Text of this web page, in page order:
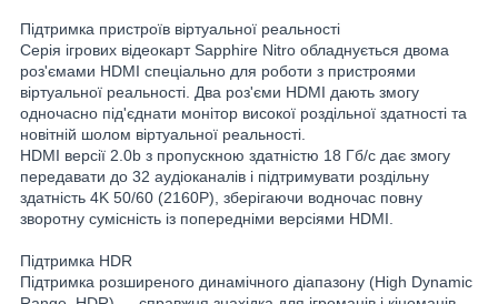
Підтримка пристроїв віртуальної реальності
Серія ігрових відеокарт Sapphire Nitro обладнується двома
роз'ємами HDMI спеціально для роботи з пристроями
віртуальної реальності. Два роз'єми HDMI дають змогу
одночасно під'єднати монітор високої роздільної здатності та
новітній шолом віртуальної реальності.
HDMI версії 2.0b з пропускною здатністю 18 Гб/с дає змогу
передавати до 32 аудіоканалів і підтримувати роздільну
здатність 4K 50/60 (2160P), зберігаючи водночас повну
зворотну сумісність із попередніми версіями HDMI.
Підтримка HDR
Підтримка розширеного динамічного діапазону (High Dynamic